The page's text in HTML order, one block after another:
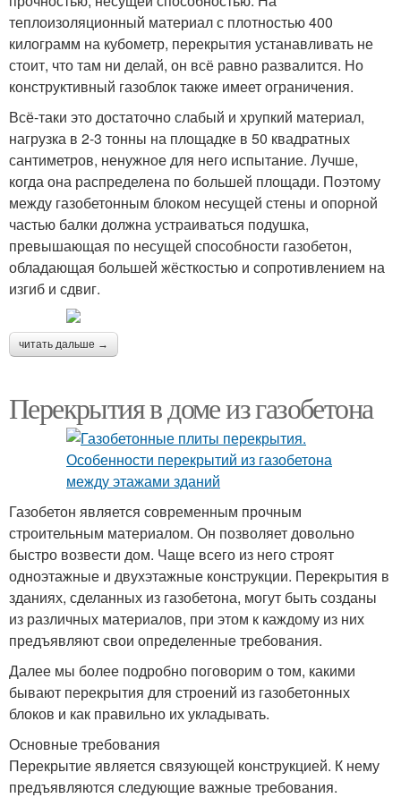
теплоизоляционный материал с плотностью 400
килограмм на кубометр, перекрытия устанавливать не
стоит, что там ни делай, он всё равно развалится. Но
конструктивный газоблок также имеет ограничения.
Всё-таки это достаточно слабый и хрупкий материал,
нагрузка в 2-3 тонны на площадке в 50 квадратных
сантиметров, ненужное для него испытание. Лучше,
когда она распределена по большей площади. Поэтому
между газобетонным блоком несущей стены и опорной
частью балки должна устраиваться подушка,
превышающая по несущей способности газобетон,
обладающая большей жёсткостью и сопротивлением на
изгиб и сдвиг.
читать дальше →
Перекрытия в доме из газобетона
Газобетон является современным прочным
строительным материалом. Он позволяет довольно
быстро возвести дом. Чаще всего из него строят
одноэтажные и двухэтажные конструкции. Перекрытия в
зданиях, сделанных из газобетона, могут быть созданы
из различных материалов, при этом к каждому из них
предъявляют свои определенные требования.
Далее мы более подробно поговорим о том, какими
бывают перекрытия для строений из газобетонных
блоков и как правильно их укладывать.
Основные требования
Перекрытие является связующей конструкцией. К нему
предъявляются следующие важные требования.